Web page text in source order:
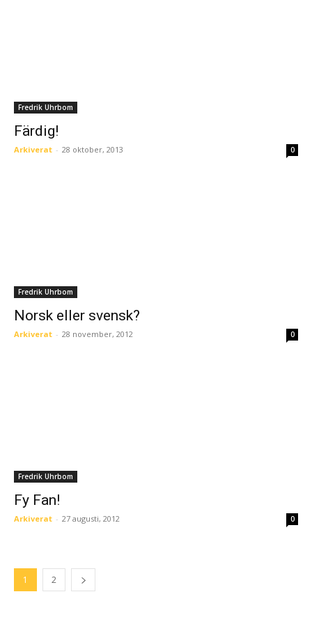
Fredrik Uhrbom
Färdig!
Arkiverat - 28 oktober, 2013 0
Fredrik Uhrbom
Norsk eller svensk?
Arkiverat - 28 november, 2012 0
Fredrik Uhrbom
Fy Fan!
Arkiverat - 27 augusti, 2012 0
1 2